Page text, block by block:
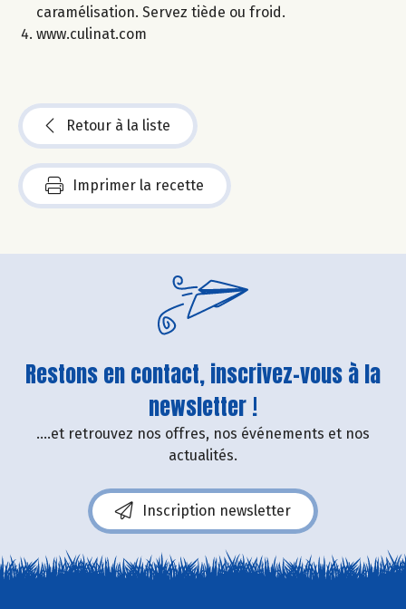
caramélisation. Servez tiède ou froid.
www.culinat.com
Retour à la liste
Imprimer la recette
Restons en contact, inscrivez-vous à la
newsletter !
....et retrouvez nos offres, nos événements et nos
actualités.
Inscription newsletter